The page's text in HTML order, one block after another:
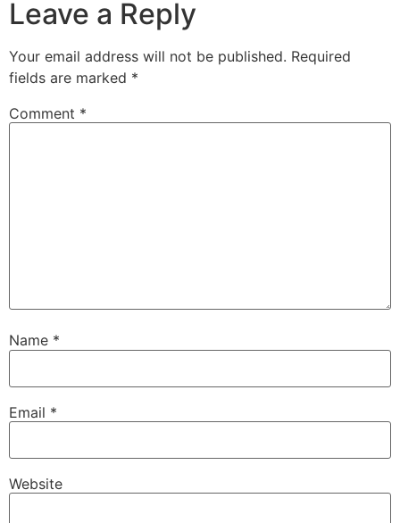
Leave a Reply
Your email address will not be published. Required
fields are marked *
Comment *
Name *
Email *
Website